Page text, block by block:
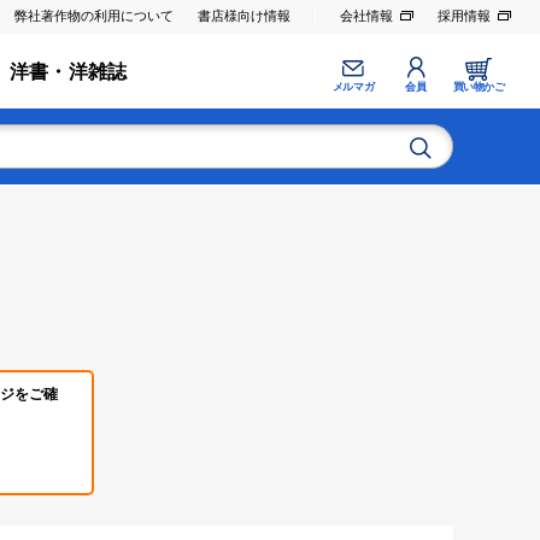
弊社著作物の利用について 書店様向け情報 会社情報 採用情報
洋書・洋雑誌
メルマガ 会員 買い物かご
をご確